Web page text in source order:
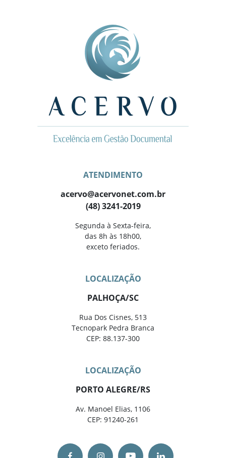
ATENDIMENTO
acervo@acervonet.com.br
(48) 3241-2019
Segunda à Sexta-feira,
das 8h às 18h00,
exceto feriados.
LOCALIZAÇÃO
PALHOÇA/SC
Rua Dos Cisnes, 513
Tecnopark Pedra Branca
CEP: 88.137-300
LOCALIZAÇÃO
PORTO ALEGRE/RS
Av. Manoel Elias, 1106
CEP: 91240-261